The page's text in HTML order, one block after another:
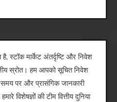
स्टॉक मार्केट अंतर्दृष्टि और निवेश
स्रोत। हम आपको सूचित निवेश
पर और प्रासंगिक जानकारी
विशेषज्ञों की टीम वित्तीय दुनिया